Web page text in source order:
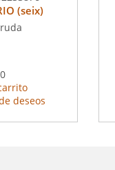
(seix)
deseos